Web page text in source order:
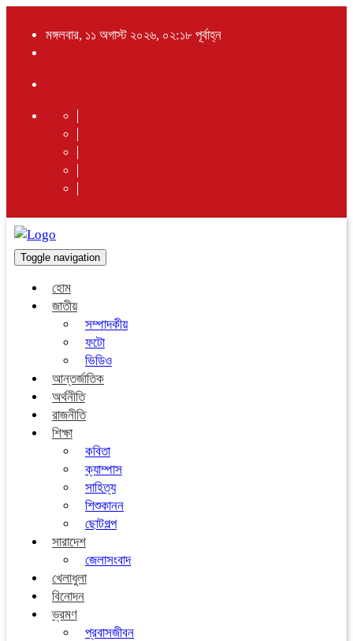
মঙ্গলবার, ১১ অগাস্ট ২০২৬, ০২:১৮ পূর্বাহ্ন
Toggle navigation
হোম
জাতীয়
সম্পাদকীয়
ফটো
ভিডিও
আন্তর্জাতিক
অর্থনীতি
রাজনীতি
শিক্ষা
কবিতা
ক্যাম্পাস
সাহিত্য
শিশুকানন
ছোটগল্প
সারাদেশ
জেলাসংবাদ
খেলাধুলা
বিনোদন
ভ্রমণ
প্রবাসজীবন